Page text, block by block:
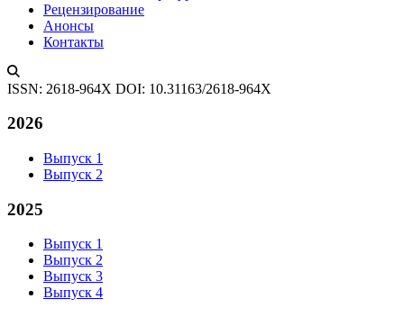
Рецензирование
Анонсы
Контакты
ISSN: 2618-964X DOI: 10.31163/2618-964X
2026
Выпуск 1
Выпуск 2
2025
Выпуск 1
Выпуск 2
Выпуск 3
Выпуск 4